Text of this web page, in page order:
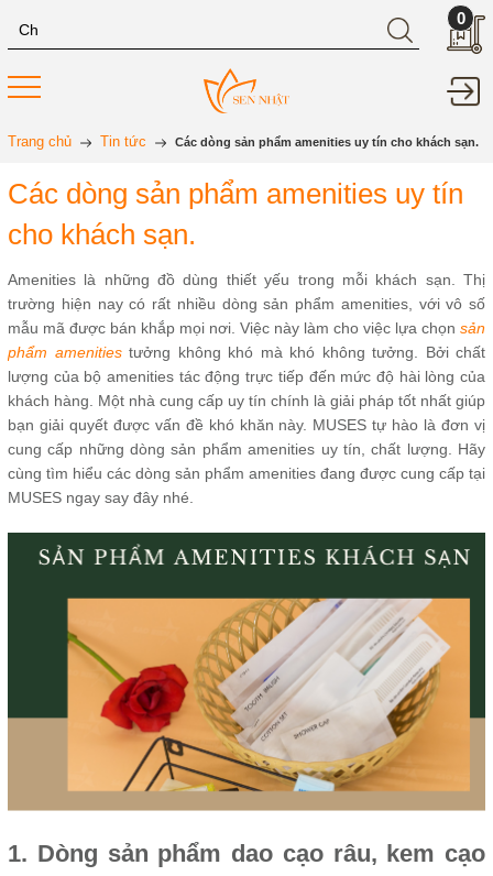
0
Trang chủ Tin tức Các dòng sản phẩm amenities uy tín cho khách sạn.
Các dòng sản phẩm amenities uy tín
cho khách sạn.
Amenities là những đồ dùng thiết yếu trong mỗi khách sạn. Thị
trường hiện nay có rất nhiều dòng sản phẩm amenities, với vô số
mẫu mã được bán khắp mọi nơi. Việc này làm cho việc lựa chọn sản
phẩm amenitiestưởng không khó mà khó không tưởng. Bởi chất
lượng của bộ amenities tác động trực tiếp đến mức độ hài lòng của
khách hàng. Một nhà cung cấp uy tín chính là giải pháp tốt nhất giúp
bạn giải quyết được vấn đề khó khăn này. MUSES tự hào là đơn vị
cung cấp những dòng sản phẩm amenities uy tín, chất lượng. Hãy
cùng tìm hiểu các dòng sản phẩm amenities đang được cung cấp tại
MUSES ngay say đây nhé.
1. Dòng sản phẩm dao cạo râu, kem cạo